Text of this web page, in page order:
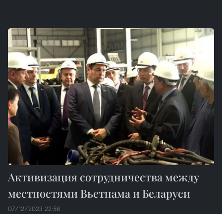
Активизация сотрудничества между
местностями Вьетнама и Беларуси
07/12/2023 22:58